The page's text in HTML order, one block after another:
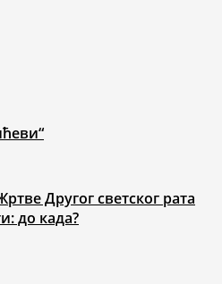
Другог светског рата
до када?